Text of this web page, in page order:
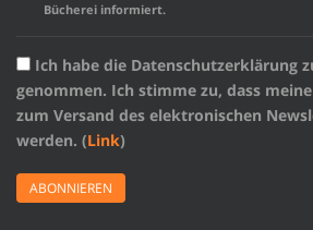
Bücherei informiert.
Ich habe die Datenschutzerklärung
genommen. Ich stimme zu, dass
zum Versand des elektronischen
werden. (Link)